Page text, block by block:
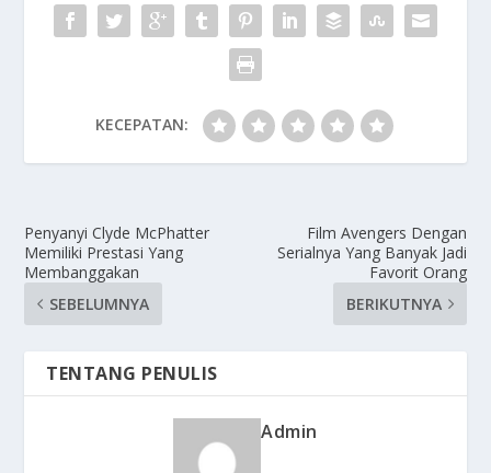
KECEPATAN:
Penyanyi Clyde McPhatter
Memiliki Prestasi Yang
Membanggakan
SEBELUMNYA
Film Avengers Dengan
Serialnya Yang Banyak Jadi
Favorit Orang
BERIKUTNYA
TENTANG PENULIS
Admin